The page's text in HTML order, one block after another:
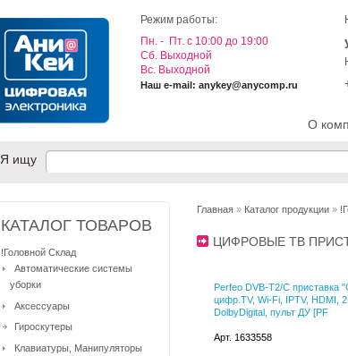
О
Режим работы:
Пн. - Пт. с 10:00 до 19:00
Cб. Выходной
Вс. Выходной
Наш e-mail: anykey@anycomp.ru
Я ищу
Главная » Каталог продукции »
ЦИФРОВЫЕ ТВ
Perfeo DVB-T2/C приставка
цифр.TV, Wi-Fi, IPTV, HDMI, 2
DolbyDigital, пульт ДУ [PF
Арт. 1633558
КАТАЛОГ ТОВАРОВ
!Головной Склад
Автоматические системы
уборки
Аксессуары
Гироскутеры
Клавиатуры, Манипуляторы